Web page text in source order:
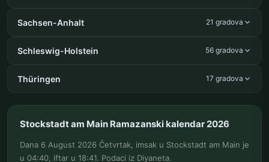
Sachsen-Anhalt 21 gradova
Schleswig-Holstein 56 gradova
Thüringen 17 gradova
Stockstadt am Main Ramazanski kalendar 2026
Dana 6 August 2026 Četvrtak, imsak u Stockstadt am Main je
u 04:40, iftar u 18:41. Podaci iz Diyaneta.